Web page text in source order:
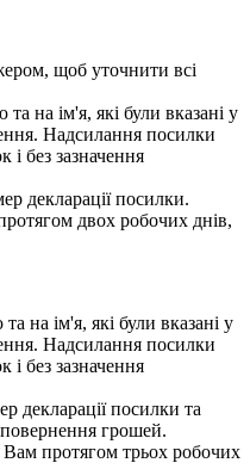
щоб уточнити всі
на ім'я, які були вказані у
Надсилання посилки
і без зазначення
посилки.
двох робочих днів,
на ім'я, які були вказані у
Надсилання посилки
і без зазначення
посилки та
повернення грошей.
протягом трьох робочих